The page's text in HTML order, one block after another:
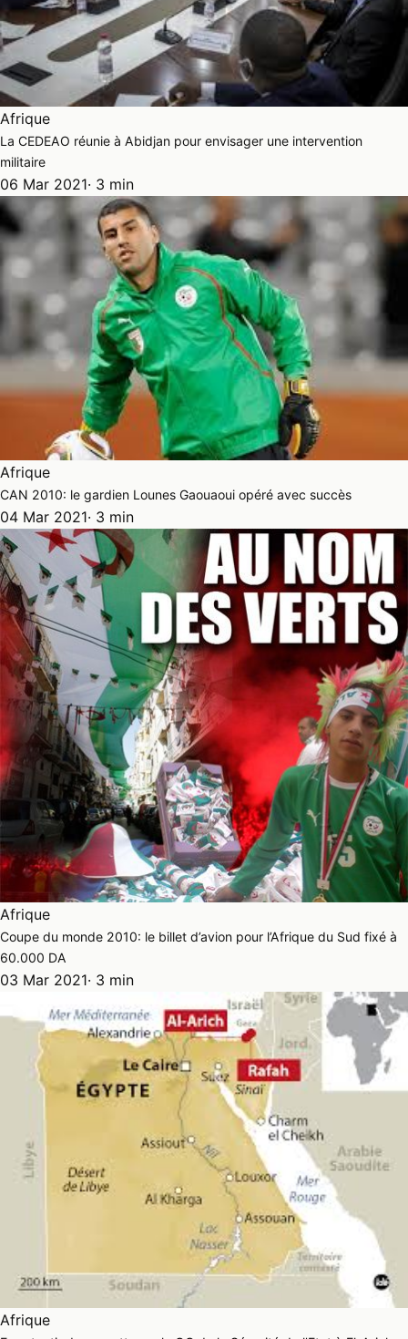
Afrique
La CEDEAO réunie à Abidjan pour envisager une intervention
militaire
06 Mar 2021· 3 min
Afrique
CAN 2010: le gardien Lounes Gaouaoui opéré avec succès
04 Mar 2021· 3 min
Afrique
Coupe du monde 2010: le billet d’avion pour l’Afrique du Sud fixé à
60.000 DA
03 Mar 2021· 3 min
Afrique